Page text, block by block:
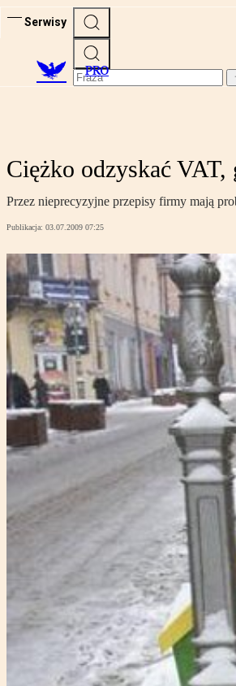
Serwisy
PRO
Ciężko odzyskać VAT,
Przez nieprecyzyjne przepisy firmy mają
Publikacja: 03.07.2009 07:25